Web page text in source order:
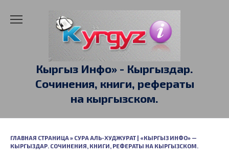
Кыргыз Инфо» - Кыргыздар.
Сочинения, книги, рефераты
на кыргызском.
ГЛАВНАЯ СТРАНИЦА» СУРА АЛЬ-ХУДЖУРАТ | «КЫРГЫЗ ИНФО» —
КЫРГЫЗДАР. СОЧИНЕНИЯ, КНИГИ, РЕФЕРАТЫ НА КЫРГЫЗСКОМ.